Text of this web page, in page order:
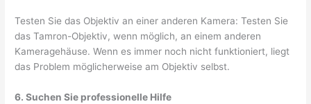
Testen Sie das Objektiv an einer anderen Kamera: Testen Sie
das Tamron-Objektiv, wenn möglich, an einem anderen
Kameragehäuse. Wenn es immer noch nicht funktioniert, liegt
das Problem möglicherweise am Objektiv selbst.
6. Suchen Sie professionelle Hilfe